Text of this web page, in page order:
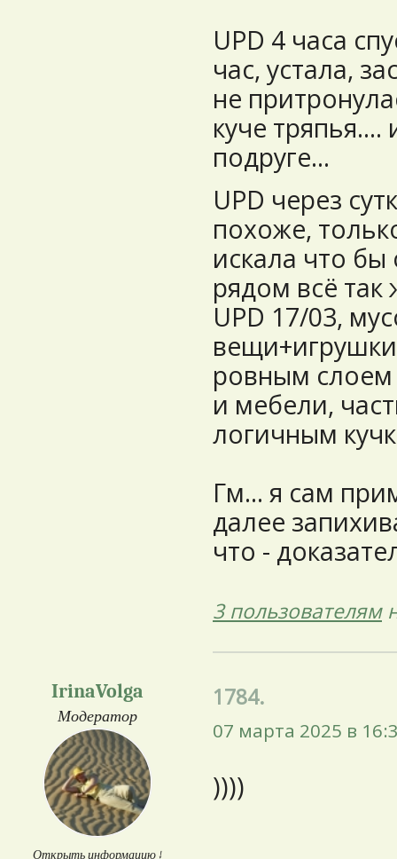
UPD 4 часа
час, устала,
не
куче
подруге...
UPD через
похоже,
искала что бы
рядом всё так
UPD 17/03,
ровным слоем
и мебели,
логичным
Гм... я сам
далее
что -
3 пользователям
IrinaVolga
Модератор
Открыть информацию ↓
1784.
07 марта 2025 в
))))